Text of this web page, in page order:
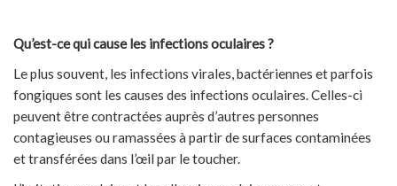
Qu’est-ce qui cause les infections oculaires ?
Le plus souvent, les infections virales, bactériennes et parfois
fongiques sont les causes des infections oculaires. Celles-ci
peuvent être contractées auprès d’autres personnes
contagieuses ou ramassées à partir de surfaces contaminées
et transférées dans l’œil par le toucher.